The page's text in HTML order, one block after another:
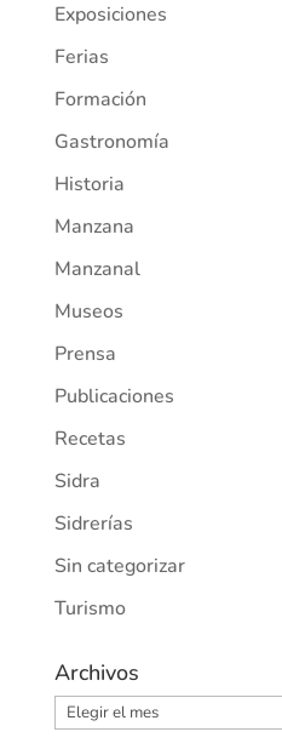
Exposiciones
Ferias
Formación
Gastronomía
Historia
Manzana
Manzanal
Museos
Prensa
Publicaciones
Recetas
Sidra
Sidrerías
Sin categorizar
Turismo
Archivos
Archivos